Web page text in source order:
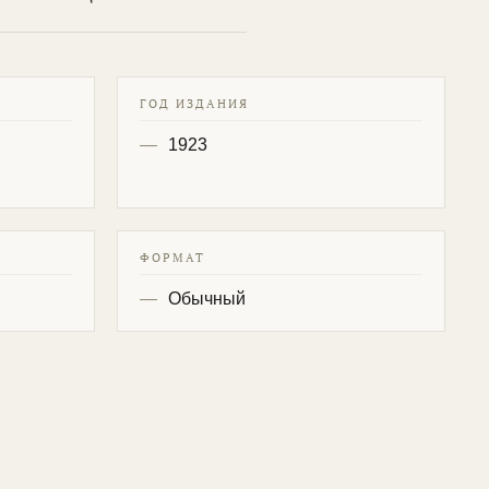
ГОД ИЗДАНИЯ
1923
ФОРМАТ
Обычный